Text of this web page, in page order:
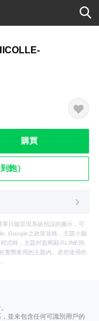
購買
飽）
只能呈現系統預設的圖示，可
Google之政策規格，主題小舖
式時，主題封面將顯示LINE預
實際套用的主題內。若您使用的
並未包含任何可識別用戶的